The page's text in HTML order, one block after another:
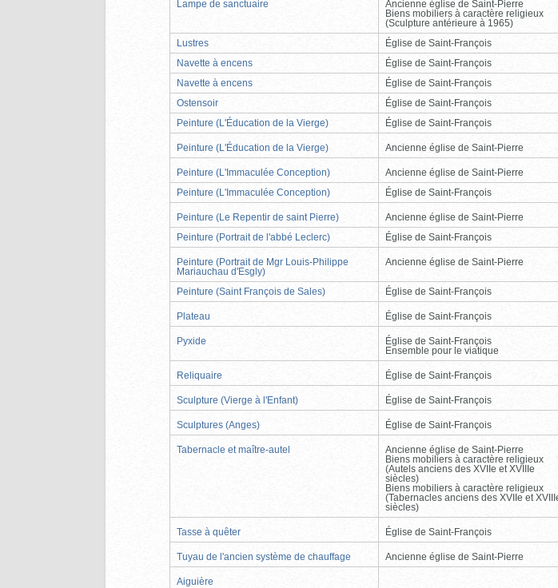
Lampe de sanctuaire
Ancienne église de Saint-Pierre
Biens mobiliers à caractère religieux
(Sculpture antérieure à 1965)
Lustres Église de Saint-François
Navette à encens
Église de Saint-François
Navette à encens
Église de Saint-François
Ostensoir
Église de Saint-François
Peinture (L'Éducation de la Vierge)
Église de Saint-François
Peinture (L'Éducation de la Vierge) Ancienne église de Saint-Pierre
Peinture (L'Immaculée Conception) Ancienne église de Saint-Pierre
Peinture (L'Immaculée Conception)
Église de Saint-François
Peinture (Le Repentir de saint Pierre) Ancienne église de Saint-Pierre
Peinture (Portrait de l'abbé Leclerc)
Église de Saint-François
Peinture (Portrait de Mgr Louis-Philippe
Mariauchau d'Esgly)
Ancienne église de Saint-Pierre
Peinture (Saint François de Sales) Église de Saint-François
Plateau Église de Saint-François
Pyxide
Église de Saint-François
Ensemble pour le viatique
Reliquaire Église de Saint-François
Sculpture (Vierge à l'Enfant) Église de Saint-François
Sculptures (Anges) Église de Saint-François
Tabernacle et maître-autel
Ancienne église de Saint-Pierre
Biens mobiliers à caractère religieux
(Autels anciens des XVIIe et XVIIIe
siècles)
Biens mobiliers à caractère religieux
(Tabernacles anciens des XVIIe et
siècles)
Tasse à quêter Église de Saint-François
Tuyau de l'ancien système de chauffage Ancienne église de Saint-Pierre
Aiguière